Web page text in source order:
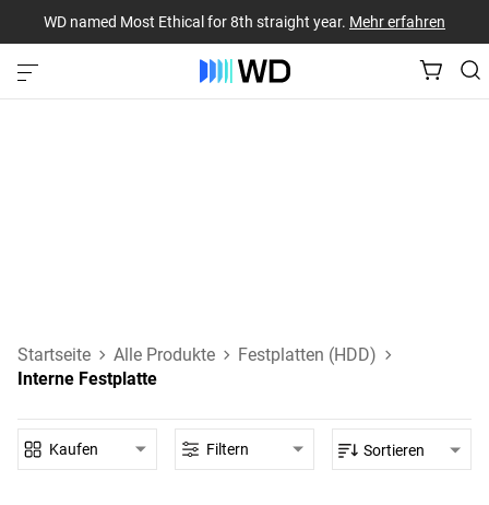
WD named Most Ethical for 8th straight year. Mehr erfahren
Startseite Alle Produkte
Festplatten (HDD)
Interne Festplatte
Kaufen Filtern Sortieren